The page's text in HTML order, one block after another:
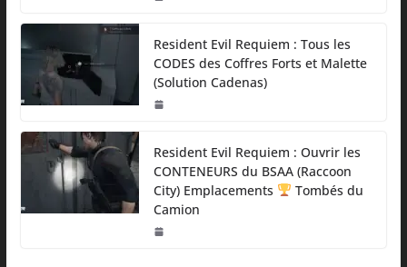
Resident Evil Requiem : Tous les
CODES des Coffres Forts et Malette
(Solution Cadenas)
Resident Evil Requiem : Ouvrir les
CONTENEURS du BSAA (Raccoon
City) Emplacements
Tombés du
Camion